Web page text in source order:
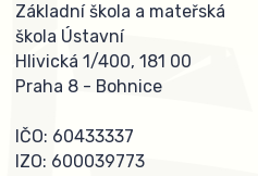
Základní škola a mateřská
škola Ústavní
Hlivická 1/400, 181 00
Praha 8 - Bohnice
IČO: 60433337
IZO: 600039773